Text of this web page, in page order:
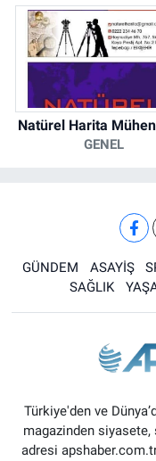
Natürel Harita
GENEL
GÜNDEM ASAYİŞ
SAĞLIK
Türkiye'den ve
magazinden
adresi